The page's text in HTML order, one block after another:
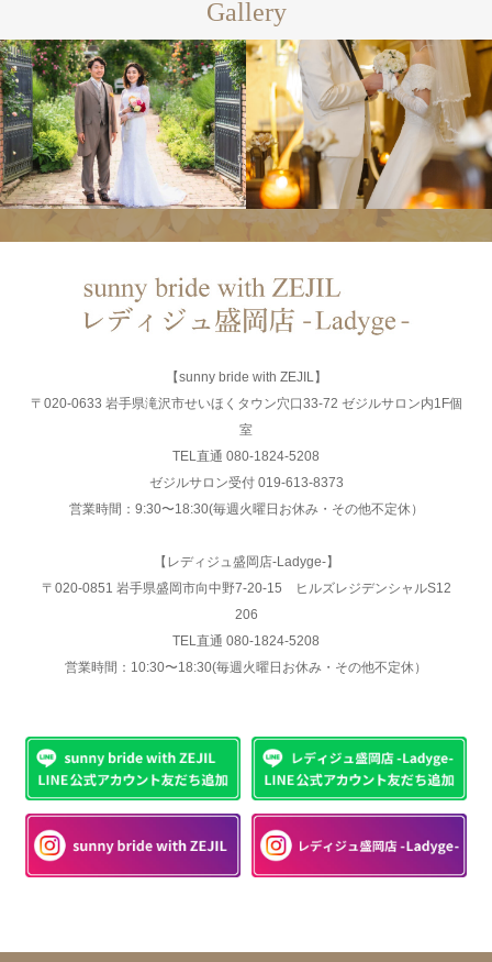
Gallery
【sunny bride with ZEJIL】
〒020-0633 岩手県滝沢市せいほくタウン穴口33-72 ゼジルサロン内1F個
室
TEL直通 080-1824-5208
ゼジルサロン受付 019-613-8373
営業時間：9:30〜18:30(毎週火曜日お休み・その他不定休）
【レディジュ盛岡店-Ladyge-】
〒020-0851 岩手県盛岡市向中野7-20-15 ヒルズレジデンシャルS12
206
TEL直通 080-1824-5208
営業時間：10:30〜18:30(毎週火曜日お休み・その他不定休）